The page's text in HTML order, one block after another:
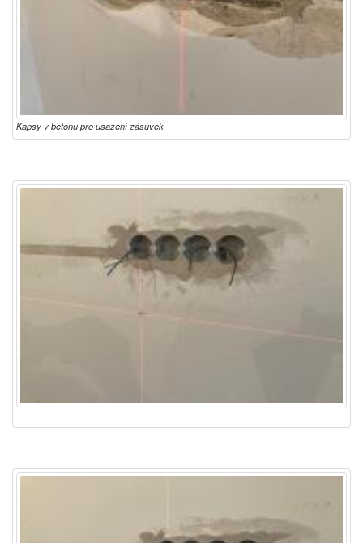
Kapsy v betonu pro usazení zásuvek